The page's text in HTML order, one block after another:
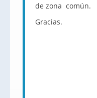
de zona común.
Gracias.